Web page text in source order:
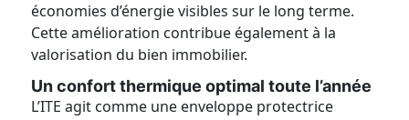
économies d’énergie visibles sur le long terme.
Cette amélioration contribue également à la
valorisation du bien immobilier.
Un confort thermique optimal toute l’année
L’ITE agit comme une enveloppe protectrice